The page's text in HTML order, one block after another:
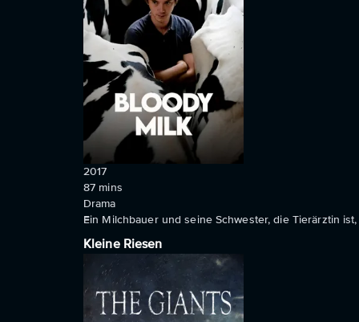
2017
87 mins
Drama
Ein Milchbauer und seine Schwester, die Tierärztin
Kleine Riesen